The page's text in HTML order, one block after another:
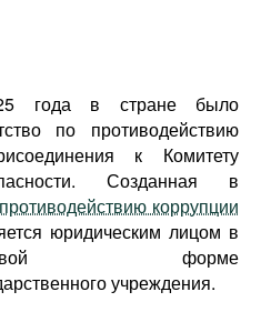
года в стране было
по противодействию
к Комитету
Созданная в
коррупции
юридическим лицом в
правовой форме
учреждения.